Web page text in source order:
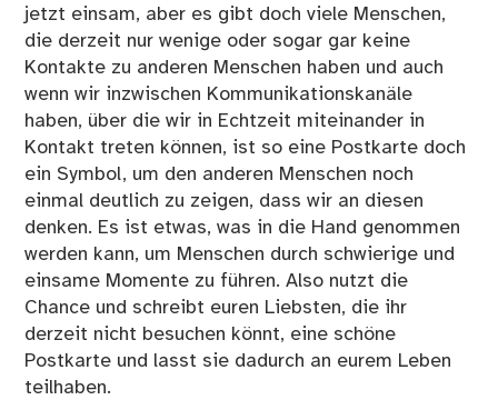
jetzt einsam, aber es gibt doch viele Menschen,
die derzeit nur wenige oder sogar gar keine
Kontakte zu anderen Menschen haben und auch
wenn wir inzwischen Kommunikationskanäle
haben, über die wir in Echtzeit miteinander in
Kontakt treten können, ist so eine Postkarte doch
ein Symbol, um den anderen Menschen noch
einmal deutlich zu zeigen, dass wir an diesen
denken. Es ist etwas, was in die Hand genommen
werden kann, um Menschen durch schwierige und
einsame Momente zu führen. Also nutzt die
Chance und schreibt euren Liebsten, die ihr
derzeit nicht besuchen könnt, eine schöne
Postkarte und lasst sie dadurch an eurem Leben
teilhaben.